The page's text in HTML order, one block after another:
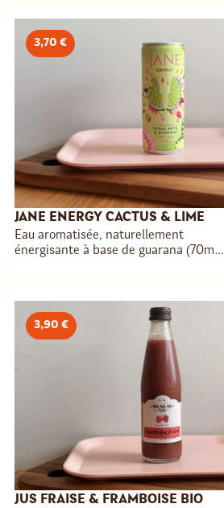
3,70 €
JANE ENERGY CACTUS & LIME
Eau aromatisée, naturellement
énergisante à base de guarana (70mg),
3,90 €
JUS FRAISE & FRAMBOISE BIO